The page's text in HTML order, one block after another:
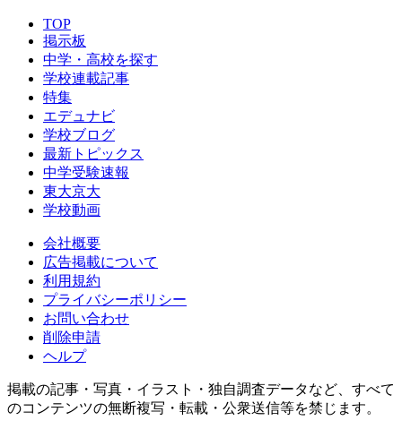
TOP
掲示板
中学・高校を探す
学校連載記事
特集
エデュナビ
学校ブログ
最新トピックス
中学受験速報
東大京大
学校動画
会社概要
広告掲載について
利用規約
プライバシーポリシー
お問い合わせ
削除申請
ヘルプ
掲載の記事・写真・イラスト・独自調査データなど、すべて
のコンテンツの無断複写・転載・公衆送信等を禁じます。